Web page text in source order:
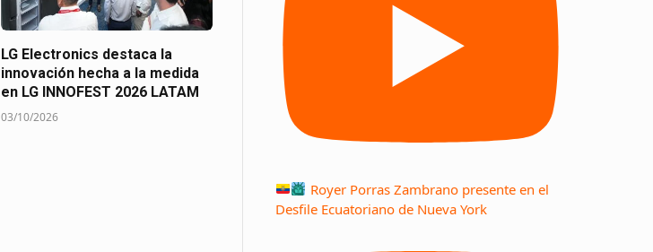
LG Electronics destaca la
innovación hecha a la medida
en LG INNOFEST 2026 LATAM
03/10/2026
Royer Porras Zambrano presente en el
Desfile Ecuatoriano de Nueva York